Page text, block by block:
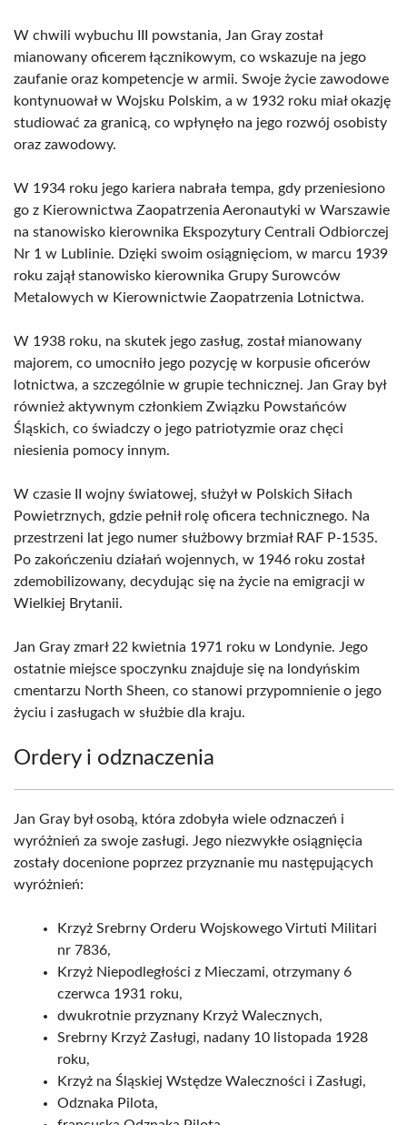
W chwili wybuchu III powstania, Jan Gray został
mianowany oficerem łącznikowym, co wskazuje na jego
zaufanie oraz kompetencje w armii. Swoje życie zawodowe
kontynuował w Wojsku Polskim, a w 1932 roku miał okazję
studiować za granicą, co wpłynęło na jego rozwój osobisty
oraz zawodowy.
W 1934 roku jego kariera nabrała tempa, gdy przeniesiono
go z Kierownictwa Zaopatrzenia Aeronautyki w Warszawie
na stanowisko kierownika Ekspozytury Centrali Odbiorczej
Nr 1 w Lublinie. Dzięki swoim osiągnięciom, w marcu 1939
roku zajął stanowisko kierownika Grupy Surowców
Metalowych w Kierownictwie Zaopatrzenia Lotnictwa.
W 1938 roku, na skutek jego zasług, został mianowany
majorem, co umocniło jego pozycję w korpusie oficerów
lotnictwa, a szczególnie w grupie technicznej. Jan Gray był
również aktywnym członkiem Związku Powstańców
Śląskich, co świadczy o jego patriotyzmie oraz chęci
niesienia pomocy innym.
W czasie II wojny światowej, służył w Polskich Siłach
Powietrznych, gdzie pełnił rolę oficera technicznego. Na
przestrzeni lat jego numer służbowy brzmiał RAF P-1535.
Po zakończeniu działań wojennych, w 1946 roku został
zdemobilizowany, decydując się na życie na emigracji w
Wielkiej Brytanii.
Jan Gray zmarł 22 kwietnia 1971 roku w Londynie. Jego
ostatnie miejsce spoczynku znajduje się na londyńskim
cmentarzu North Sheen, co stanowi przypomnienie o jego
życiu i zasługach w służbie dla kraju.
Ordery i odznaczenia
Jan Gray był osobą, która zdobyła wiele odznaczeń i
wyróżnień za swoje zasługi. Jego niezwykłe osiągnięcia
zostały docenione poprzez przyznanie mu następujących
wyróżnień:
Krzyż Srebrny Orderu Wojskowego Virtuti Militari
nr 7836,
Krzyż Niepodległości z Mieczami, otrzymany 6
czerwca 1931 roku,
dwukrotnie przyznany Krzyż Walecznych,
Srebrny Krzyż Zasługi, nadany 10 listopada 1928
roku,
Krzyż na Śląskiej Wstędze Waleczności i Zasługi,
Odznaka Pilota,